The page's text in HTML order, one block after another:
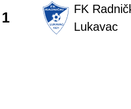
FK
Lukavac
1